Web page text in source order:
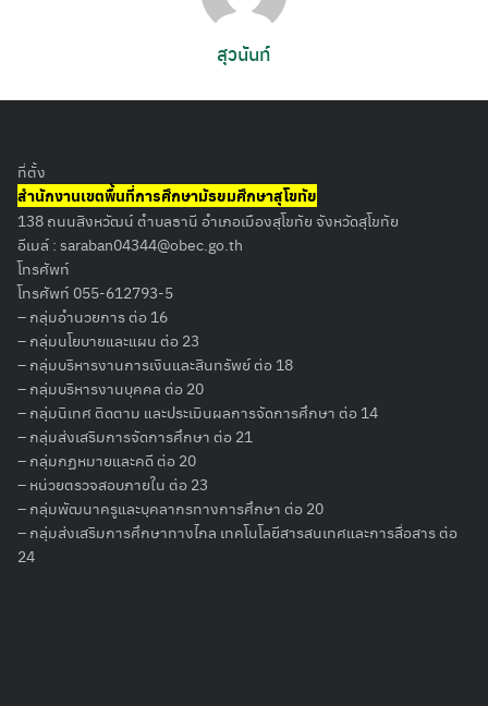
สุวนันท์
ที่ตั้ง
สำนักงานเขตพื้นที่การศึกษามัธยมศึกษาสุโขทัย
138 ถนนสิงหวัฒน์ ตำบลธานี อำเภอเมืองสุโขทัย จังหวัดสุโขทัย
อีเมล์ : saraban04344@obec.go.th
โทรศัพท์
โทรศัพท์ 055-612793-5
– กลุ่มอำนวยการ ต่อ 16
– กลุ่มนโยบายและแผน ต่อ 23
– กลุ่มบริหารงานการเงินและสินทรัพย์ ต่อ 18
– กลุ่มบริหารงานบุคคล ต่อ 20
– กลุ่มนิเทศ ติดตาม และประเมินผลการจัดการศึกษา ต่อ 14
– กลุ่มส่งเสริมการจัดการศึกษา ต่อ 21
– กลุ่มกฏหมายและคดี ต่อ 20
– หน่วยตรวจสอบภายใน ต่อ 23
– กลุ่มพัฒนาครูและบุคลากรทางการศึกษา ต่อ 20
– กลุ่มส่งเสริมการศึกษาทางไกล เทคโนโลยีสารสนเทศและการสื่อสาร ต่อ
24